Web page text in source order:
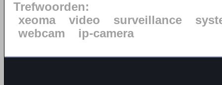
Trefwoorden:
xeoma
video surveillance
webcam
ip-camera